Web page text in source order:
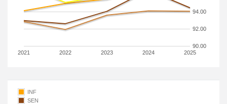
2021 2022 2023 2024 2025
90.00
92.00
94.00
INF
SEN